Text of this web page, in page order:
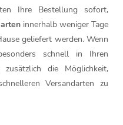
Ihre Bestellung sofort,
innerhalb weniger Tage
geliefert werden. Wenn
schnell in Ihren
die Möglichkeit,
Versandarten zu